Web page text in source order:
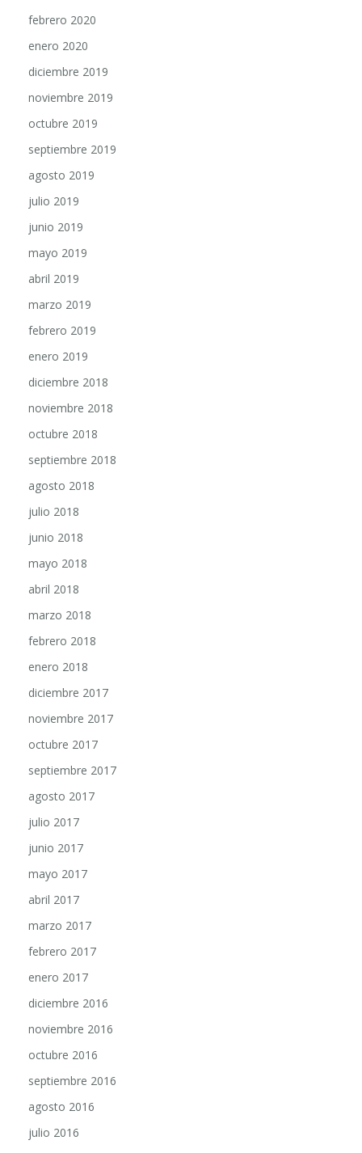
enero 2020
diciembre 2019
noviembre 2019
octubre 2019
septiembre 2019
agosto 2019
julio 2019
junio 2019
mayo 2019
abril 2019
marzo 2019
febrero 2019
enero 2019
diciembre 2018
noviembre 2018
octubre 2018
septiembre 2018
agosto 2018
julio 2018
junio 2018
mayo 2018
abril 2018
marzo 2018
febrero 2018
enero 2018
diciembre 2017
noviembre 2017
octubre 2017
septiembre 2017
agosto 2017
julio 2017
junio 2017
mayo 2017
abril 2017
marzo 2017
febrero 2017
enero 2017
diciembre 2016
noviembre 2016
octubre 2016
septiembre 2016
agosto 2016
julio 2016
junio 2016